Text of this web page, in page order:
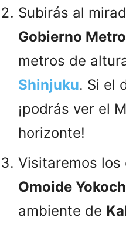
Subirás al
Gobierno
metros de
Shinjuku. Si el
¡podrás ver el
horizonte!
Visitaremos los
Omoide
ambiente de